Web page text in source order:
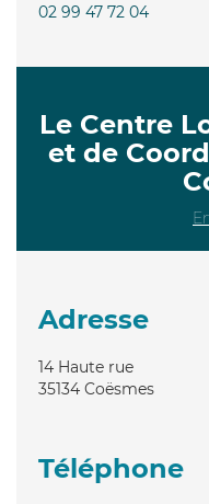
02 99 47 72 04
Le Centre
et de
Adresse
14 Haute rue
35134 Coësmes
Téléphone